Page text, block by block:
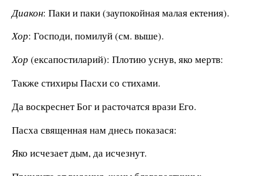
Диакон: Паки и паки (заупокойная малая ектения).
Хор: Господи, помилуй (см. выше).
Хор (ексапостиларий): Плотию уснув, яко мертв:
Также стихиры Пасхи со стихами.
Да воскреснет Бог и расточатся врази Его.
Пасха священная нам днесь показася:
Яко исчезает дым, да исчезнут.